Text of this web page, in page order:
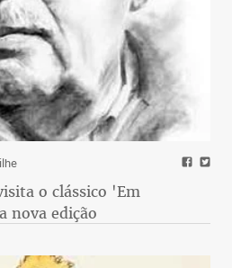
o clássico 'Em
nova edição